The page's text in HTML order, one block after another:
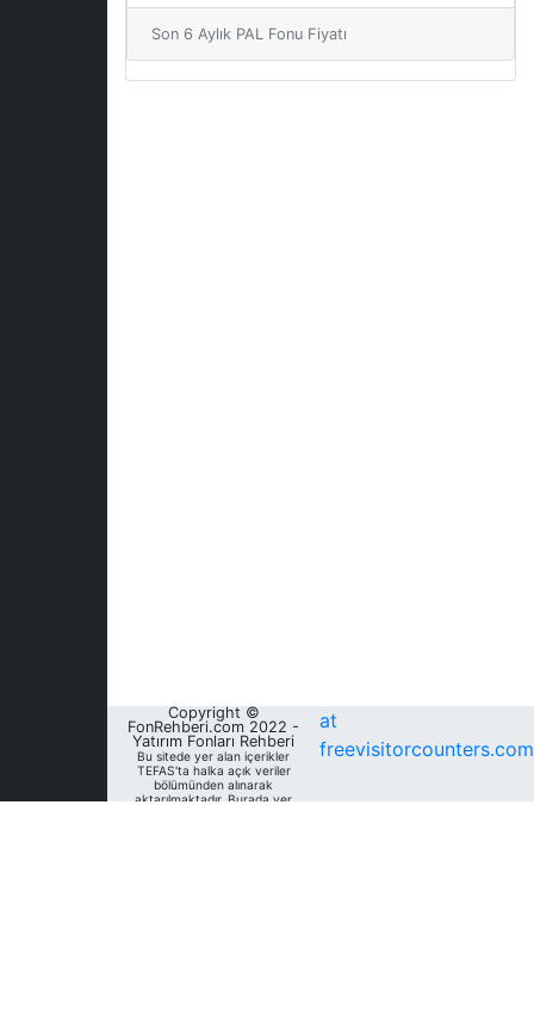
Son 6 Aylık PAL Fonu Fiyatı
Copyright ©
FonRehberi.com 2022 -
Yatırım Fonları Rehberi
Bu sitede yer alan içerikler
TEFAS'ta halka açık veriler
bölümünden alınarak
aktarılmaktadır. Burada yer
at
freevisitorcounters.com